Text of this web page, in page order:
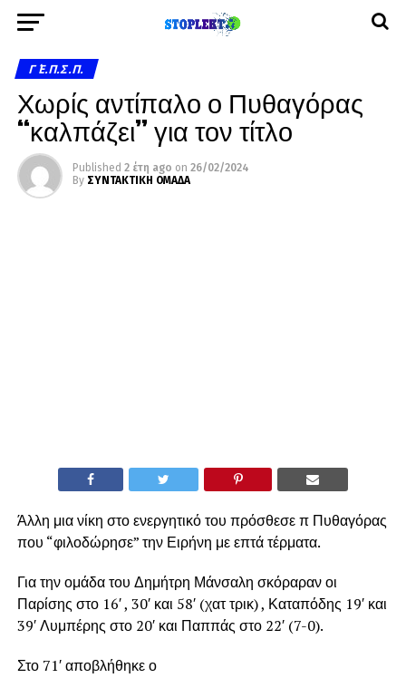
Γ΄ Ε.Π.Σ.Π.
Χωρίς αντίπαλο ο Πυθαγόρας
“καλπάζει” για τον τίτλο
Published 2 έτη ago on 26/02/2024
By ΣΥΝΤΑΚΤΙΚΗ ΟΜΑΔΑ
Άλλη μια νίκη στο ενεργητικό του πρόσθεσε π Πυθαγόρας
που “φιλοδώρησε” την Ειρήνη με επτά τέρματα.
Για την ομάδα του Δημήτρη Μάνσαλη σκόραραν οι
Παρίσης στο 16′ , 30′ και 58′ (χατ τρικ) , Καταπόδης 19′ και
39′ Λυμπέρης στο 20′ και Παππάς στο 22′ (7-0).
Στο 71′ αποβλήθηκε ο